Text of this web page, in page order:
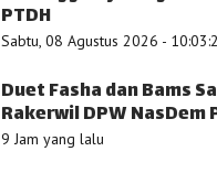
PTDH
Sabtu, 08 Agustus 2026 -
Duet Fasha dan Bams
Rakerwil DPW NasDem
9 Jam yang lalu